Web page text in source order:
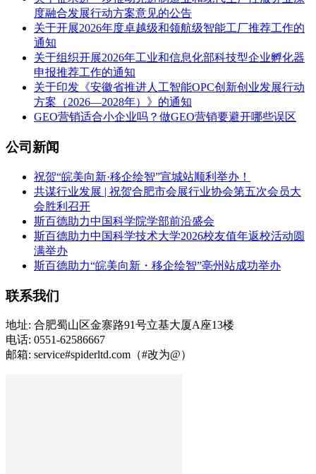
度融合发展行动方案意见的公告
关于开展2026年度卓越级和领航级智能工厂推荐工作的
通知
关于组织开展2026年工业和信息化部科技型企业孵化器
申报推荐工作的通知
关于印发《安徽省推进人工智能OPC创新创业发展行动
方案（2026—2028年）》的通知
GEO营销适合小企业吗？做GEO营销要避开哪些误区
公司新闻
祝贺“皖美向新·移企绘智”宣城站顺利举办！
共谋行业发展 | 祝贺合肥市会展行业协会第五次会员大
会胜利召开
斯百德助力中国科学院学部前沿盛会
斯百德助力中国科学技术大学2026校友值年返校活动圆
满举办
斯百德助力“皖美向新・移企绘智”亳州站成功举办
联系我们
地址: 合肥蜀山区金寨路91号立基大厦A座13楼
电话: 0551-62586667
邮箱: service#spiderltd.com（#改为@）